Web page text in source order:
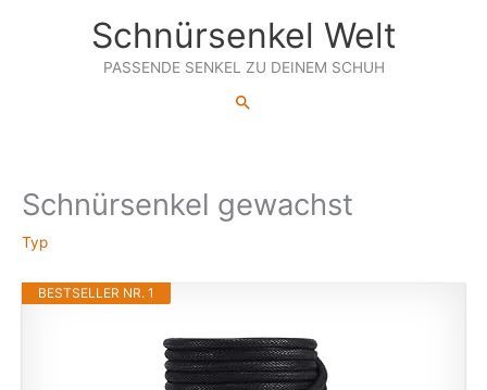
Schnürsenkel Welt
PASSENDE SENKEL ZU DEINEM SCHUH
Suchen
Schnürsenkel gewachst
Typ
BESTSELLER NR. 1